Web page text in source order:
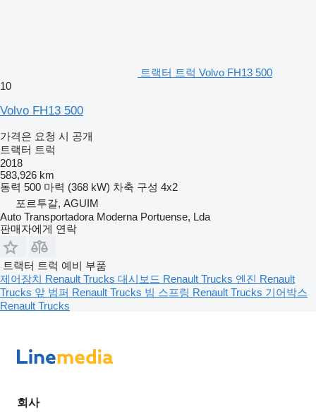
트랙터 트럭 Volvo FH13 500
10
Volvo FH13 500
가격은 요청 시 공개
트랙터 트럭
2018
583,926 km
동력 500 마력 (368 kW) 차축 구성 4x2
포르투갈, AGUIM
Auto Transportadora Moderna Portuense, Lda
판매자에게 연락
트랙터 트럭 예비 부품
제어장치 Renault Trucks 대시보드 Renault Trucks 엔진 Renault
Trucks 앞 범퍼 Renault Trucks 빔 스프링 Renault Trucks 기어박스
Renault Trucks
회사